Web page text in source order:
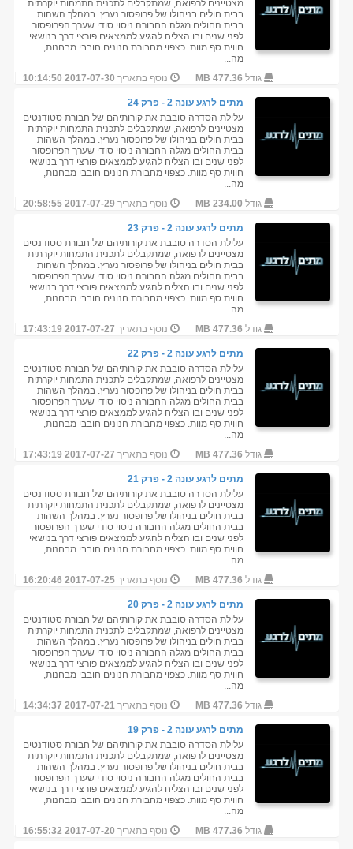
מצטיינים לרפואה, שמתקבלים לתכנית התמחות יוקרתית
בבית חולים בניהולו של פרופסור נערץ. במהלך השהות
בבית החולים מגלה החבורה ניסוי סודי שערך הפרופסור
לפני שנים ובו הצליח להגיע לממצאים פורצי דרך בנושאי
חווית סף מוות. כצפוי מחבורת חנונים חובבי מבחנות,
מה...
גודל 477.36 MB נוסף בתאריך 2017-07-30 10:14:50
מתים לרגע עונה 2 - פרק 24
עלילת הסדרה סובבת את קורותיהם של חבורת סטודנטים
מצטיינים לרפואה, שמתקבלים לתכנית התמחות יוקרתית
בבית חולים בניהולו של פרופסור נערץ. במהלך השהות
בבית החולים מגלה החבורה ניסוי סודי שערך הפרופסור
לפני שנים ובו הצליח להגיע לממצאים פורצי דרך בנושאי
חווית סף מוות. כצפוי מחבורת חנונים חובבי מבחנות,
מה...
גודל 234.00 MB נוסף בתאריך 2017-07-29 20:58:55
מתים לרגע עונה 2 - פרק 23
עלילת הסדרה סובבת את קורותיהם של חבורת סטודנטים
מצטיינים לרפואה, שמתקבלים לתכנית התמחות יוקרתית
בבית חולים בניהולו של פרופסור נערץ. במהלך השהות
בבית החולים מגלה החבורה ניסוי סודי שערך הפרופסור
לפני שנים ובו הצליח להגיע לממצאים פורצי דרך בנושאי
חווית סף מוות. כצפוי מחבורת חנונים חובבי מבחנות,
מה...
גודל 477.36 MB נוסף בתאריך 2017-07-27 17:43:19
מתים לרגע עונה 2 - פרק 22
עלילת הסדרה סובבת את קורותיהם של חבורת סטודנטים
מצטיינים לרפואה, שמתקבלים לתכנית התמחות יוקרתית
בבית חולים בניהולו של פרופסור נערץ. במהלך השהות
בבית החולים מגלה החבורה ניסוי סודי שערך הפרופסור
לפני שנים ובו הצליח להגיע לממצאים פורצי דרך בנושאי
חווית סף מוות. כצפוי מחבורת חנונים חובבי מבחנות,
מה...
גודל 477.36 MB נוסף בתאריך 2017-07-27 17:43:19
מתים לרגע עונה 2 - פרק 21
עלילת הסדרה סובבת את קורותיהם של חבורת סטודנטים
מצטיינים לרפואה, שמתקבלים לתכנית התמחות יוקרתית
בבית חולים בניהולו של פרופסור נערץ. במהלך השהות
בבית החולים מגלה החבורה ניסוי סודי שערך הפרופסור
לפני שנים ובו הצליח להגיע לממצאים פורצי דרך בנושאי
חווית סף מוות. כצפוי מחבורת חנונים חובבי מבחנות,
מה...
גודל 477.36 MB נוסף בתאריך2017-07-25 16:20:46
מתים לרגע עונה 2 - פרק 20
עלילת הסדרה סובבת את קורותיהם של חבורת סטודנטים
מצטיינים לרפואה, שמתקבלים לתכנית התמחות יוקרתית
בבית חולים בניהולו של פרופסור נערץ. במהלך השהות
בבית החולים מגלה החבורה ניסוי סודי שערך הפרופסור
לפני שנים ובו הצליח להגיע לממצאים פורצי דרך בנושאי
חווית סף מוות. כצפוי מחבורת חנונים חובבי מבחנות,
מה...
גודל 477.36 MB נוסף בתאריך2017-07-21 14:34:37
מתים לרגע עונה 2 - פרק 19
עלילת הסדרה סובבת את קורותיהם של חבורת סטודנטים
מצטיינים לרפואה, שמתקבלים לתכנית התמחות יוקרתית
בבית חולים בניהולו של פרופסור נערץ. במהלך השהות
בבית החולים מגלה החבורה ניסוי סודי שערך הפרופסור
לפני שנים ובו הצליח להגיע לממצאים פורצי דרך בנושאי
חווית סף מוות. כצפוי מחבורת חנונים חובבי מבחנות,
מה...
גודל 477.36 MB נוסף בתאריך 2017-07-20 16:55:32